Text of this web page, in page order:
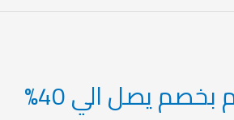
يصل الي 40%